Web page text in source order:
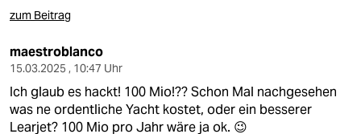
zum Beitrag
maestroblanco
15.03.2025 , 10:47 Uhr
Ich glaub es hackt! 100 Mio!?? Schon Mal nachgesehen
was ne ordentliche Yacht kostet, oder ein besserer
Learjet? 100 Mio pro Jahr wäre ja ok. 😉